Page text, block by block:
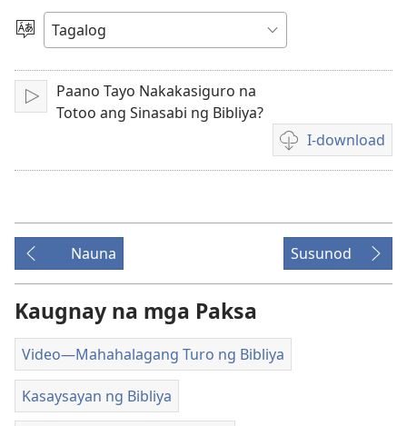
play
ang
video
Pumili
Wika
I-
Paano Tayo Nakakasiguro na
Totoo ang Sinasabi ng Bibliya?
I-download
Mga
opsiyon
download
ng
video
Nauna Susunod
Kaugnay na mga Paksa
Video—Mahahalagang Turo ng Bibliya
Kasaysayan ng Bibliya